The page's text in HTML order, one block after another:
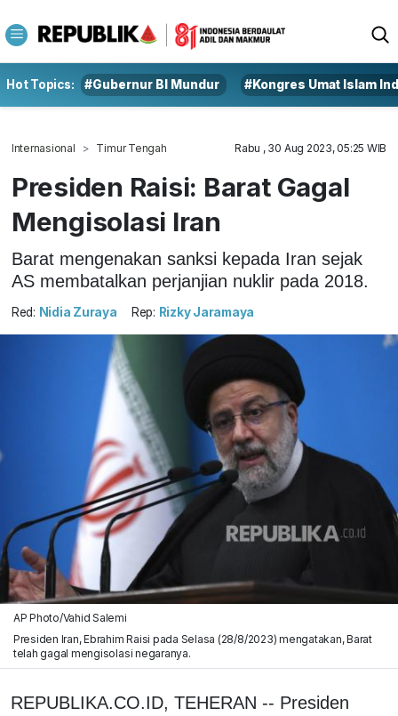
Hot Topics: #Gubernur BI Mundur #Kongres Umat Islam
Internasional Timur Tengah Rabu , 30 Aug 2023, 05:25 WIB
Presiden Raisi: Barat Gagal
Mengisolasi Iran
Barat mengenakan sanksi kepada Iran sejak
AS membatalkan perjanjian nuklir pada 2018.
Red: Nidia Zuraya Rep: Rizky Jaramaya
AP Photo/Vahid Salemi
Presiden Iran, Ebrahim Raisi pada Selasa (28/8/2023) mengatakan, Barat
telah gagal mengisolasi negaranya.
REPUBLIKA.CO.ID, TEHERAN -- Presiden